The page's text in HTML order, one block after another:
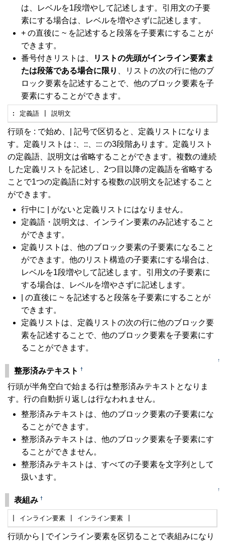
は、レベルを1段増やして記述します。引用文の子要
素にする場合は、レベルを増やさずに記述します。
+ の直後に ~ を記述すると段落を子要素にすることが
できます。
番号付きリストは、
リストの先頭がインライン要素ま
たは段落である場合に限り
、リストの次の行に他のブ
ロック要素を記述することで、他のブロック要素を子
要素にすることができます。
: 定義語 | 説明文
行頭を : で始め、| 記号で区切ると、定義リストになりま
す。定義リストは :、::、::: の3段階あります。定義リスト
の定義語、説明文は省略することができます。複数の連続
した定義リストを記述し、2つ目以降の定義語を省略する
ことで1つの定義語に対する複数の説明文を記述すること
ができます。
行中に | がないと定義リストにはなりません。
定義語・説明文は、インライン要素のみ記述すること
ができます。
定義リストは、他のブロック要素の子要素になること
ができます。他のリスト構造の子要素にする場合は、
レベルを1段増やして記述します。引用文の子要素に
する場合は、レベルを増やさずに記述します。
| の直後に ~ を記述すると段落を子要素にすることが
できます。
定義リストは、定義リストの次の行に他のブロック要
素を記述することで、他のブロック要素を子要素にす
ることができます。
↑
整形済みテキスト †
行頭が半角空白で始まる行は整形済みテキストとなりま
す。行の自動折り返しは行なわれません。
整形済みテキストは、他のブロック要素の子要素にな
ることができます。
整形済みテキストは、他のブロック要素を子要素にす
ることができません。
整形済みテキストは、すべての子要素を文字列として
扱います。
↑
表組み †
| インライン要素 | インライン要素 |
行頭から | でインライン要素を区切ることで表組みになり